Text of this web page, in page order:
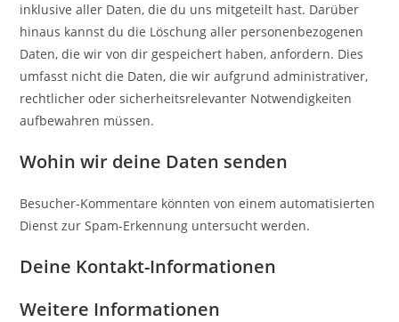
inklusive aller Daten, die du uns mitgeteilt hast. Darüber
hinaus kannst du die Löschung aller personenbezogenen
Daten, die wir von dir gespeichert haben, anfordern. Dies
umfasst nicht die Daten, die wir aufgrund administrativer,
rechtlicher oder sicherheitsrelevanter Notwendigkeiten
aufbewahren müssen.
Wohin wir deine Daten senden
Besucher-Kommentare könnten von einem automatisierten
Dienst zur Spam-Erkennung untersucht werden.
Deine Kontakt-Informationen
Weitere Informationen